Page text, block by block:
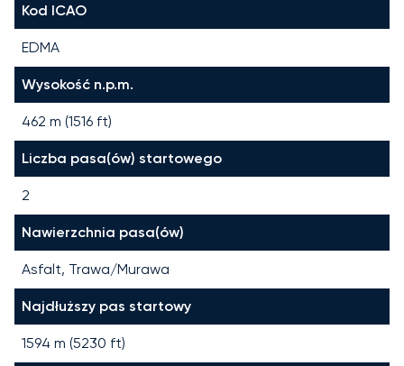
Kod ICAO
EDMA
Wysokość n.p.m.
462 m (1516 ft)
Liczba pasa(ów) startowego
2
Nawierzchnia pasa(ów)
Asfalt, Trawa/Murawa
Najdłuższy pas startowy
1594 m (5230 ft)